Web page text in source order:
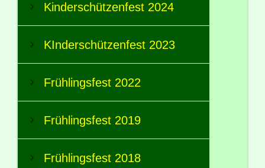
Kinderschützenfest 2024
KInderschützenfest 2023
Frühlingsfest 2022
Frühlingsfest 2019
Frühlingsfest 2018